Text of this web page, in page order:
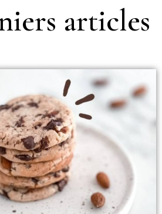
articles